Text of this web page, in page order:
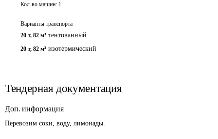
Кол-во машин: 1
Варианты транспорта
20 т, 82 м³ тентованный
20 т, 82 м³ изотермический
Тендерная документация
Доп. информация
Перевозим соки, воду, лимонады.